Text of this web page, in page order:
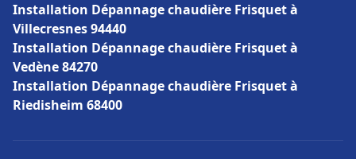
Installation Dépannage chaudière Frisquet à
Villecresnes 94440
Installation Dépannage chaudière Frisquet à
Vedène 84270
Installation Dépannage chaudière Frisquet à
Riedisheim 68400